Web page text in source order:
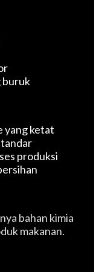
buruk
yang ketat
produksi
bahan kimia
makanan.